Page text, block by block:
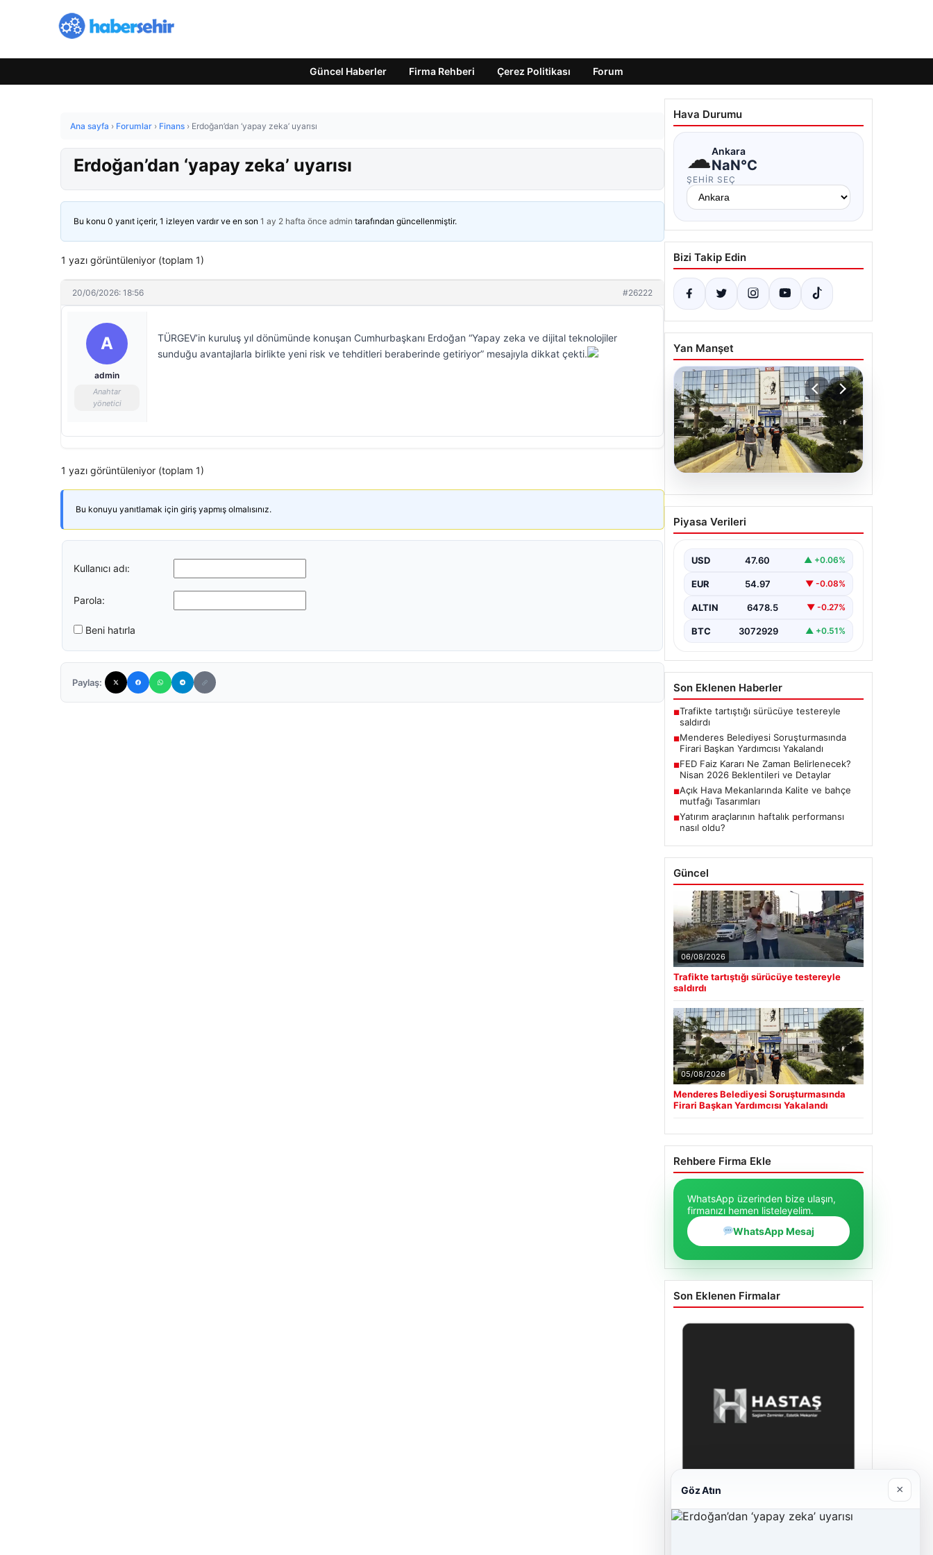
Güncel Haberler Firma Rehberi Çerez Politikası Forum
Ana sayfa › Forumlar › Finans › Erdoğan’dan ‘yapay zeka’ uyarısı
Erdoğan’dan ‘yapay zeka’ uyarısı
Bu konu 0 yanıt içerir, 1 izleyen vardır ve en son 1 ay 2 hafta önce admin tarafından güncellenmiştir.
1 yazı görüntüleniyor (toplam 1)
20/06/2026: 18:56 #26222
A
admin
Anahtar
yönetici
TÜRGEV’in kuruluş yıl dönümünde konuşan Cumhurbaşkanı Erdoğan “Yapay zeka ve dijital teknolojiler
sunduğu avantajlarla birlikte yeni risk ve tehditleri beraberinde getiriyor” mesajıyla dikkat çekti.
1 yazı görüntüleniyor (toplam 1)
Bu konuyu yanıtlamak için giriş yapmış olmalısınız.
Kullanıcı adı:
Parola:
Beni hatırla
Paylaş:
Hava Durumu
☁Ankara
NaN°C
ŞEHIR SEÇ
Bizi Takip Edin
Yan Manşet
Menderes Belediyesi
Soruşturmasında Firari
Yakalandı
İzmir'in Menderes ilçesinde
yürütülen geniş çaplı bir soruşturma
Yardımcısı Rüzgar Sönmez,…
Piyasa Verileri
USD 47.60 ▲ +0.06%
EUR 54.97 ▼ -0.08%
ALTIN 6478.5 ▼ -0.27%
BTC 3072929 ▲ +0.51%
Son Eklenen Haberler
■Trafikte tartıştığı sürücüye testereyle
saldırdı
■Menderes Belediyesi Soruşturmasında
Firari Başkan Yardımcısı Yakalandı
■FED Faiz Kararı Ne Zaman Belirlenecek?
Nisan 2026 Beklentileri ve Detaylar
■Açık Hava Mekanlarında Kalite ve bahçe
mutfağı Tasarımları
■Yatırım araçlarının haftalık performansı
nasıl oldu?
Güncel
06/08/2026
Trafikte tartıştığı sürücüye testereyle
saldırdı
05/08/2026
Menderes Belediyesi Soruşturmasında
Firari Başkan Yardımcısı Yakalandı
Rehbere Firma Ekle
WhatsApp üzerinden bize ulaşın,
firmanızı hemen listeleyelim.
WhatsApp Mesaj
Son Eklenen Firmalar
Hastaş Beton
Göz Atın ×